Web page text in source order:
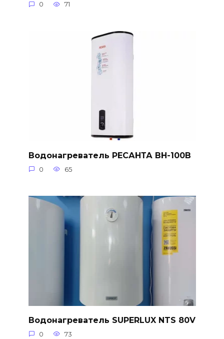
0 71
Водонагреватель РЕСАНТА ВН-100В
0 65
Водонагреватель SUPERLUX NTS 80V
0 73